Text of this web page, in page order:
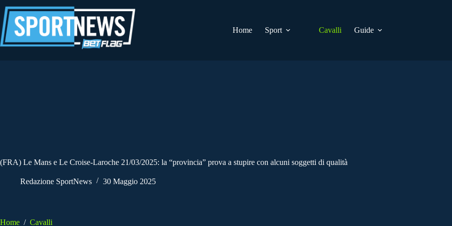
al
contenuto
Home
Sport Cavalli Guide
(FRA) Le Mans e Le Croise-Laroche 21/03/2025: la “provincia” prova a stupire con alcuni soggetti di qualità
Redazione SportNews 30 Maggio 2025
Home / Cavalli